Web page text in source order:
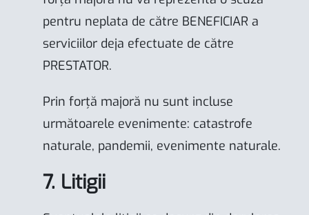
pentru neplata de către BENEFICIAR a
serviciilor deja efectuate de către
PRESTATOR.
Prin forță majoră nu sunt incluse
următoarele evenimente: catastrofe
naturale, pandemii, evenimente naturale.
7. Litigii